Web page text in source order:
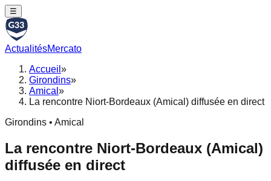
☰
ActualitésMercato
Accueil »
Girondins»
Amical »
La rencontre Niort-Bordeaux (Amical) diffusée en direct
Girondins • Amical
La rencontre Niort-Bordeaux (Amical)
diffusée en direct